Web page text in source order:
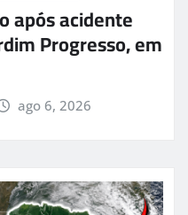
após acidente
Progresso, em
ago 6, 2026